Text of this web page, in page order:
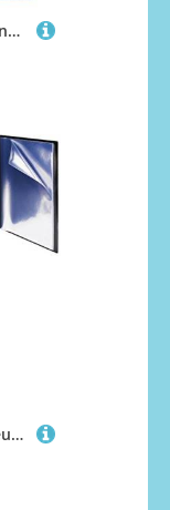
alles-meine.de GmbH A4 - Ringbuch/Zeugnisringbuch - Weltraum - Space - Raumschiff - ZEUGNISSE - incl. Name - mit Einsteckseiten - ERWEITERBAR - Zeugnismappe & Dokumente..
alles-meine.de GmbH A4 - Zeugnismappe/Dokumentenmappe - Zeugnisse 3D Metallic Effekt - Gold/braun - inkl. Name - GEBUNDEN mit 20 festen Seiten- A 4 - Zeugnisbuch - ..